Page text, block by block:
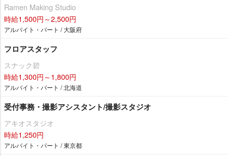
Ramen Making Studio
時給1,500円～2,500円
アルバイト・パート / 大阪府
フロアスタッフ
スナック碧
時給1,300円～1,800円
アルバイト・パート / 北海道
受付事務・撮影アシスタント/撮影スタジオ
アキオスタジオ
時給1,250円
アルバイト・パート / 東京都